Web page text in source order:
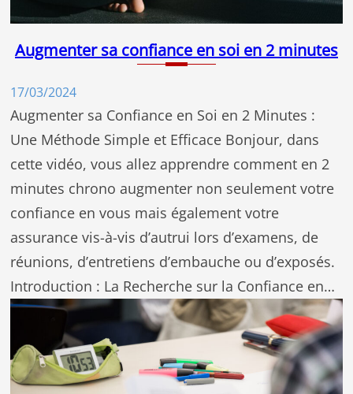
Augmenter sa confiance en soi en 2 minutes
17/03/2024
Augmenter sa Confiance en Soi en 2 Minutes :
Une Méthode Simple et Efficace Bonjour, dans
cette vidéo, vous allez apprendre comment en 2
minutes chrono augmenter non seulement votre
confiance en vous mais également votre
assurance vis-à-vis d’autrui lors d’examens, de
réunions, d’entretiens d’embauche ou d’exposés.
Introduction : La Recherche sur la Confiance en…